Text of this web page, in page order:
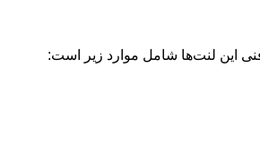
این لنت‌ها شامل موارد زیر است: